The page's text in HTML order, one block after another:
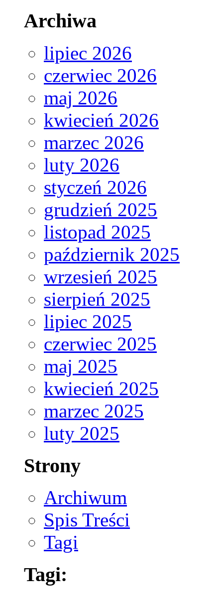
Archiwa
lipiec 2026
czerwiec 2026
maj 2026
kwiecień 2026
marzec 2026
luty 2026
styczeń 2026
grudzień 2025
listopad 2025
październik 2025
wrzesień 2025
sierpień 2025
lipiec 2025
czerwiec 2025
maj 2025
kwiecień 2025
marzec 2025
luty 2025
Strony
Archiwum
Spis Treści
Tagi
Tagi: